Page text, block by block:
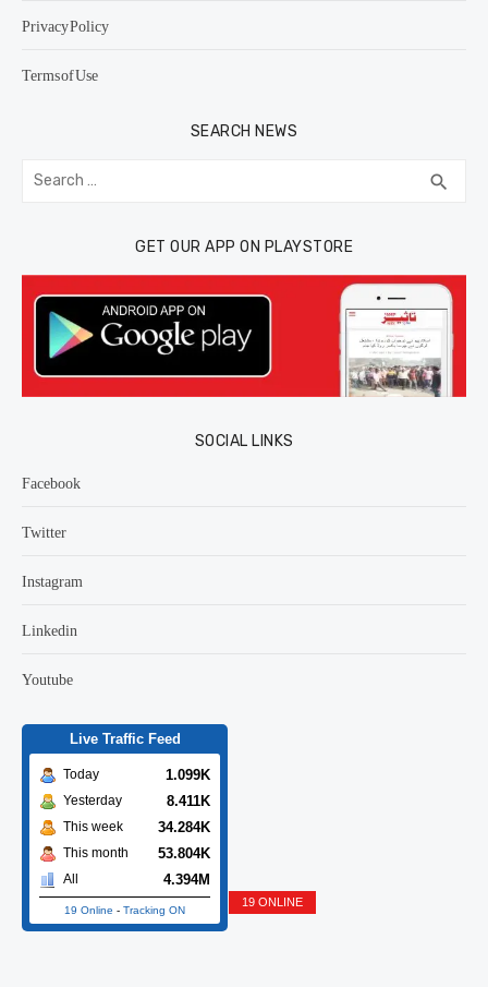
Privacy Policy
Terms of Use
SEARCH NEWS
Search
for: search
GET OUR APP ON PLAYSTORE
SOCIAL LINKS
Facebook
Twitter
Instagram
Linkedin
Youtube
Live Traffic Feed
Today 1.099K
Yesterday 8.411K
This week 34.284K
This month 53.804K
All 4.394M
19 Online - Tracking ON
19 ONLINE